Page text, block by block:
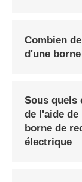
Combien
d'une
Sous quels
de l'aide
borne de
électrique